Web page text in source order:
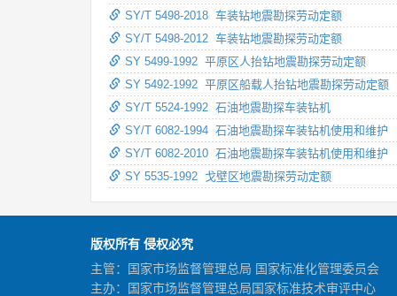
SY/T 5498-2018 车装钻地震勘探劳动定额
SY/T 5498-2012 车装钻地震勘探劳动定额
SY 5499-1992 平原区人抬钻地震勘探劳动定额
SY 5492-1992 平原区船载人抬钻地震勘探劳动定额
SY/T 5524-1992 石油地震勘探车装钻机
SY/T 6082-1994 石油地震勘探车装钻机使用和维护
SY/T 6082-2010 石油地震勘探车装钻机使用和维护
SY 5535-1992 戈壁区地震勘探劳动定额
版权所有 侵权必究
主管：国家市场监督管理总局 国家标准化管理委员会
主办：国家市场监督管理总局国家标准技术审评中心